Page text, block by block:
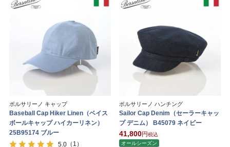
ボルサリーノ キャップ
Baseball Cap Hiker Linen（ベイス
ボールキャップ ハイカーリネン）
25B95174 ブルー
5.0 （1）
ボルサリーノ ハンチング
Sailor Cap Denim（セーラーキャッ
プ デニム） B45079 ネイビー
41,800
税込
オールシーズン